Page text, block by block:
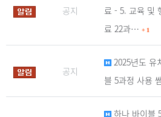
공지
료 - 5. 교육 및
료 22과… + 1
공지
2025년도 유
블 5과정 사용
하나 바이블